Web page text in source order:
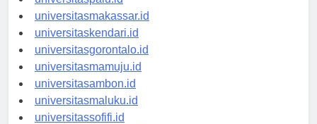
universitaspalu.id
universitasmakassar.id
universitaskendari.id
universitasgorontalo.id
universitasmamuju.id
universitasambon.id
universitasmaluku.id